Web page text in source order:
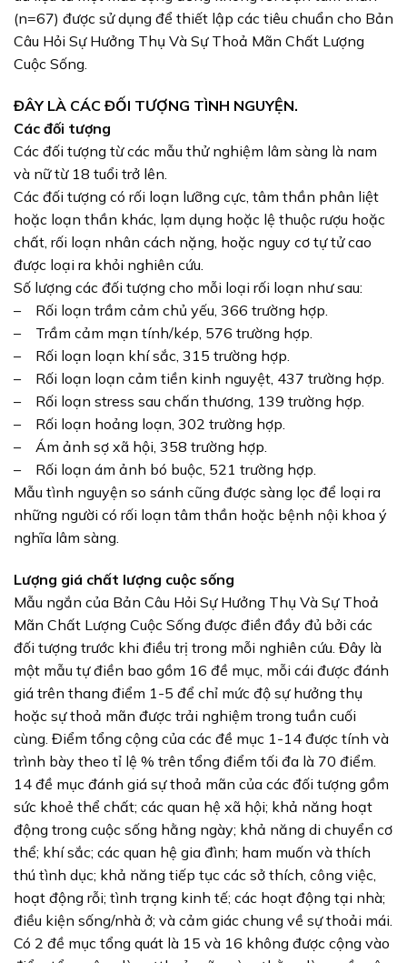
(n=67) được sử dụng để thiết lập các tiêu chuẩn cho Bản
Câu Hỏi Sự Hưởng Thụ Và Sự Thoả Mãn Chất Lượng
Cuộc Sống.
ĐÂY LÀ CÁC ĐỐI TƯỢNG TÌNH NGUYỆN.
Các đối tượng
Các đối tượng từ các mẫu thử nghiệm lâm sàng là nam
và nữ từ 18 tuổi trở lên.
Các đối tượng có rối loạn lưỡng cực, tâm thần phân liệt
hoặc loạn thần khác, lạm dụng hoặc lệ thuộc rượu hoặc
chất, rối loạn nhân cách nặng, hoặc nguy cơ tự tử cao
được loại ra khỏi nghiên cứu.
Số lượng các đối tượng cho mỗi loại rối loạn như sau:
– Rối loạn trầm cảm chủ yếu, 366 trường hợp.
– Trầm cảm mạn tính/kép, 576 trường hợp.
– Rối loạn loạn khí sắc, 315 trường hợp.
– Rối loạn loạn cảm tiền kinh nguyệt, 437 trường hợp.
– Rối loạn stress sau chấn thương, 139 trường hợp.
– Rối loạn hoảng loạn, 302 trường hợp.
– Ám ảnh sợ xã hội, 358 trường hợp.
– Rối loạn ám ảnh bó buộc, 521 trường hợp.
Mẫu tình nguyện so sánh cũng được sàng lọc để loại ra
những người có rối loạn tâm thần hoặc bệnh nội khoa ý
nghĩa lâm sàng.
Lượng giá chất lượng cuộc sống
Mẫu ngắn của Bản Câu Hỏi Sự Hưởng Thụ Và Sự Thoả
Mãn Chất Lượng Cuộc Sống được điền đầy đủ bởi các
đối tượng trước khi điều trị trong mỗi nghiên cứu. Đây là
một mẫu tự điền bao gồm 16 đề mục, mỗi cái được đánh
giá trên thang điểm 1-5 để chỉ mức độ sự hưởng thụ
hoặc sự thoả mãn được trải nghiệm trong tuần cuối
cùng. Điểm tổng cộng của các đề mục 1-14 được tính và
trình bày theo tỉ lệ % trên tổng điểm tối đa là 70 điểm.
14 đề mục đánh giá sự thoả mãn của các đối tượng gồm
sức khoẻ thể chất; các quan hệ xã hội; khả năng hoạt
động trong cuộc sống hằng ngày; khả năng di chuyển cơ
thể; khí sắc; các quan hệ gia đình; ham muốn và thích
thú tình dục; khả năng tiếp tục các sở thích, công việc,
hoạt động rỗi; tình trạng kinh tế; các hoạt động tại nhà;
điều kiện sống/nhà ở; và cảm giác chung về sự thoải mái.
Có 2 đề mục tổng quát là 15 và 16 không được cộng vào